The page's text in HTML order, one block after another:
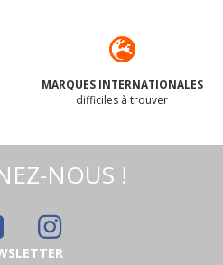
MARQUES INTERNATIONALES
difficiles à trouver
NOUS !